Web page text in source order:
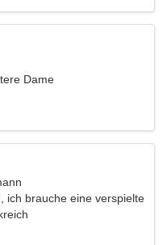
Dame
ich brauche eine verspielte